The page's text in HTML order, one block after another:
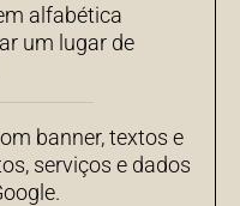
alfabética
um lugar de
banner, textos e
serviços e dados